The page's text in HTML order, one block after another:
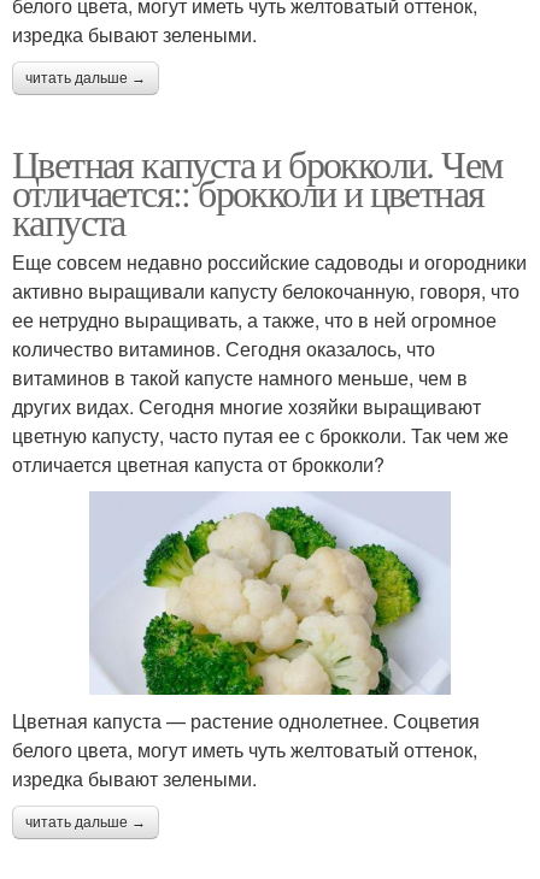
изредка бывают зелеными.
читать дальше →
Цветная капуста и брокколи. Чем
отличается:: брокколи и цветная
капуста
Еще совсем недавно российские садоводы и огородники
активно выращивали капусту белокочанную, говоря, что
ее нетрудно выращивать, а также, что в ней огромное
количество витаминов. Сегодня оказалось, что
витаминов в такой капусте намного меньше, чем в
других видах. Сегодня многие хозяйки выращивают
цветную капусту, часто путая ее с брокколи. Так чем же
отличается цветная капуста от брокколи?
Цветная капуста — растение однолетнее. Соцветия
белого цвета, могут иметь чуть желтоватый оттенок,
изредка бывают зелеными.
читать дальше →